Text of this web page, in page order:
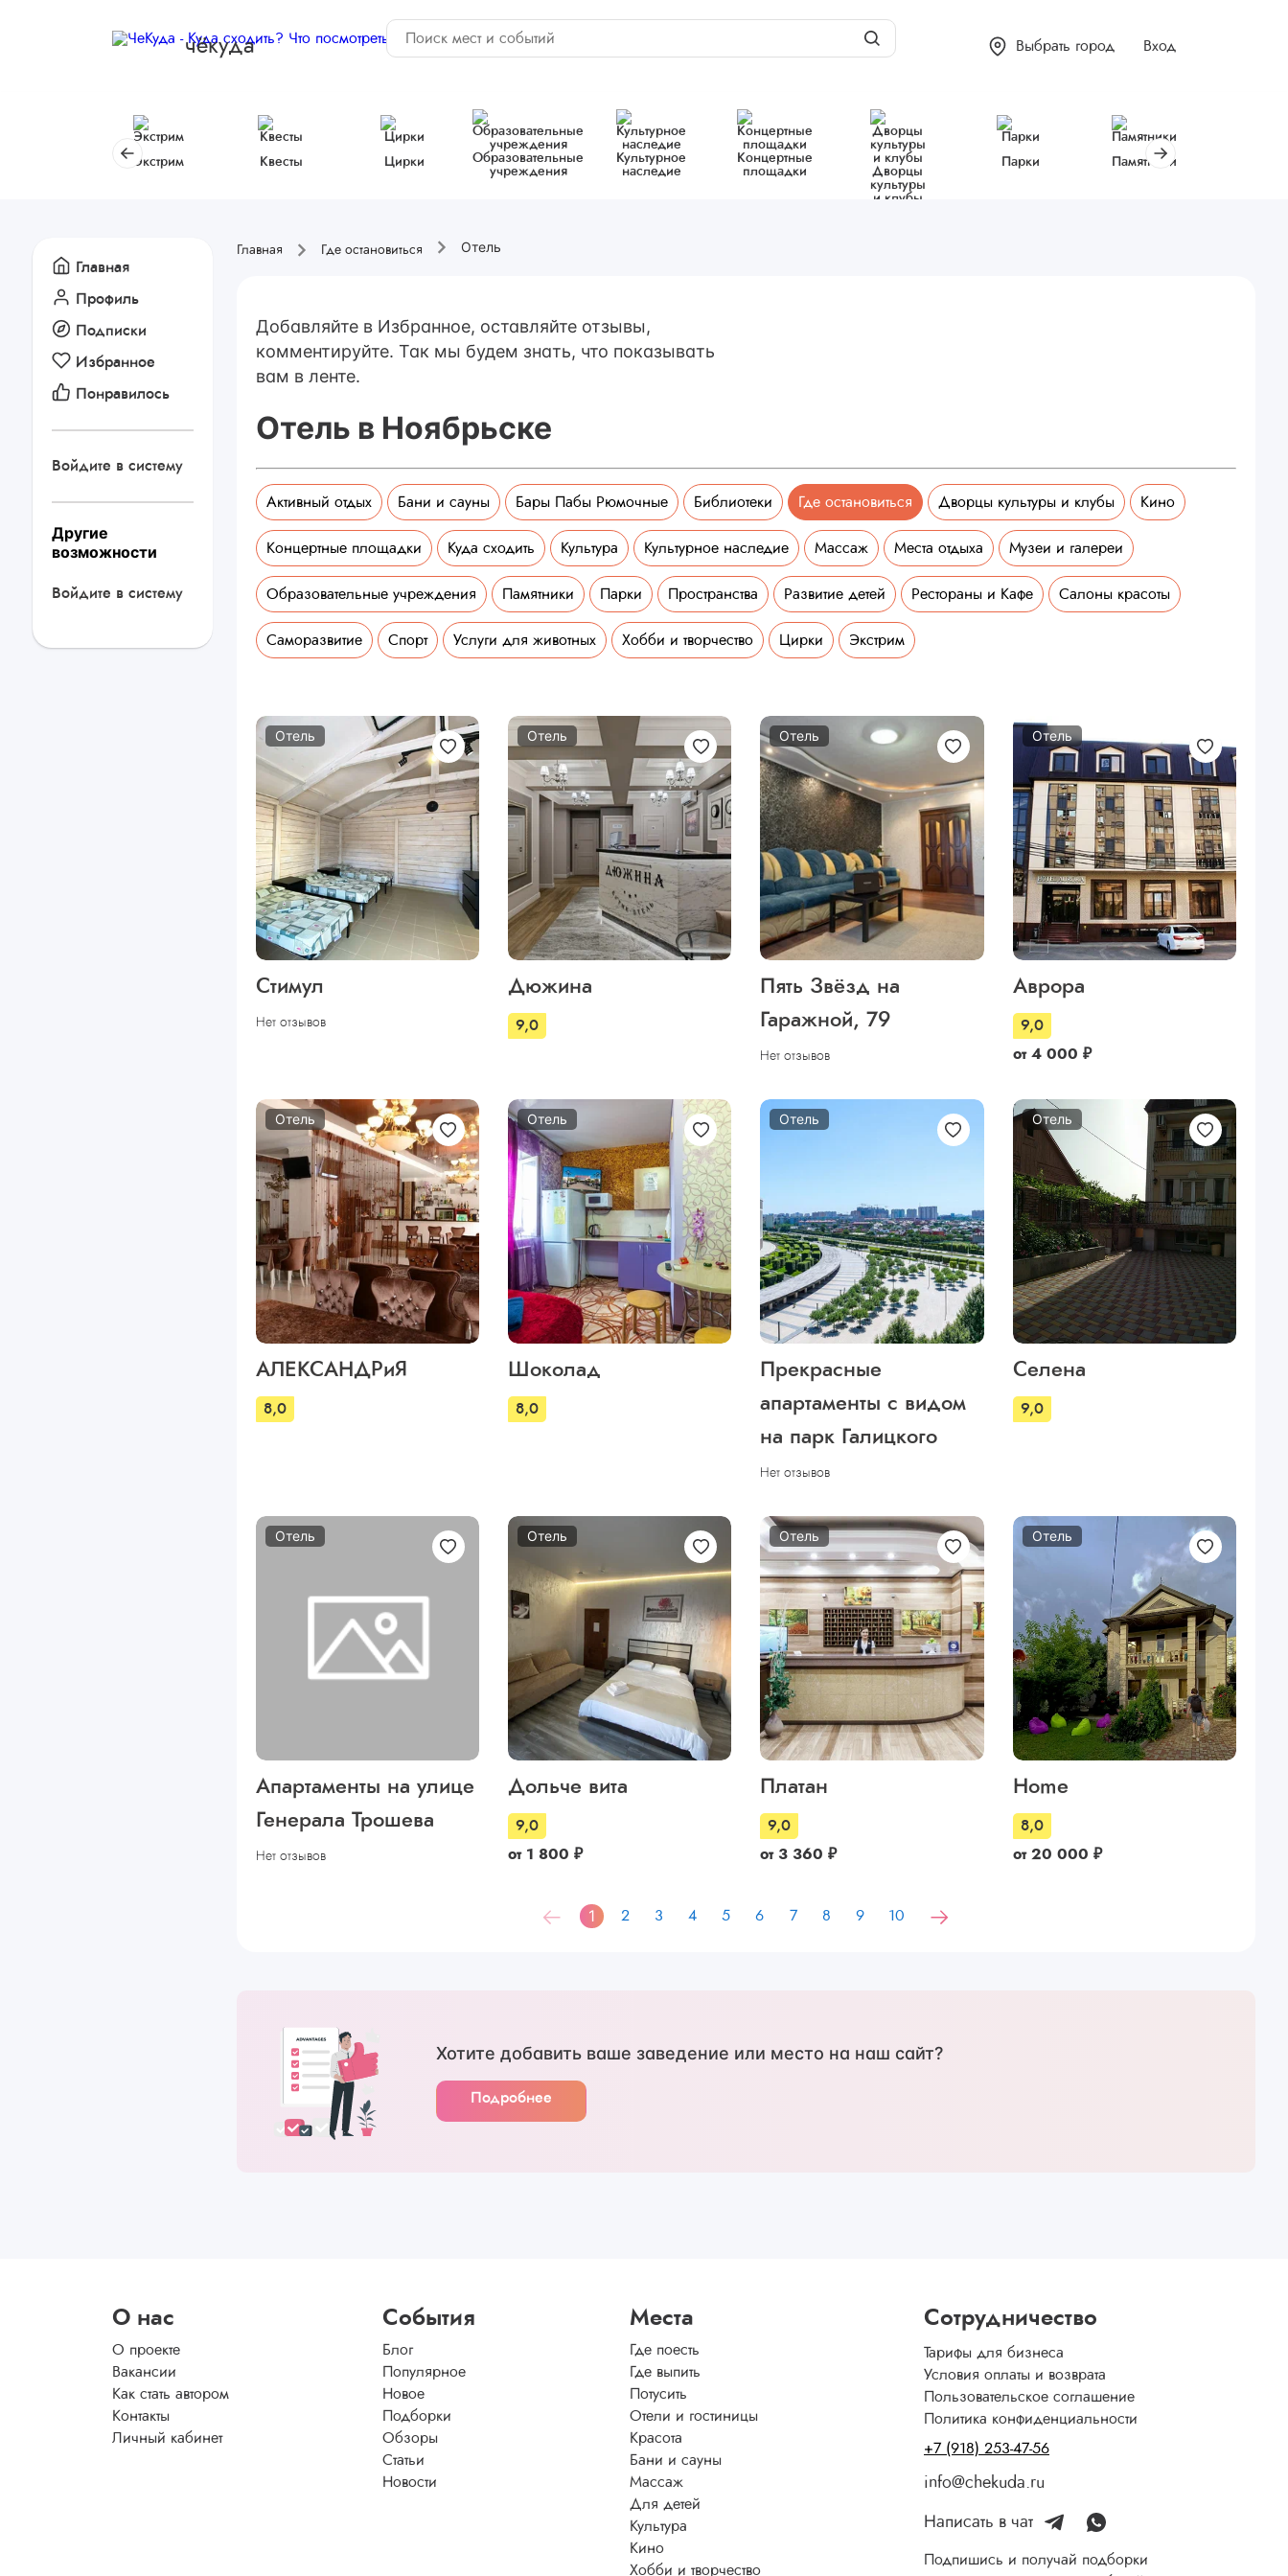
чёкуда Выбрать город Вход
Экстрим Квесты Цирки
Образовательные
учреждения
Культурное
наследие
Концертные
площадки
Дворцы
культуры
и клубы
Парки Памятники
Главная
Профиль
Подписки
Избранное
Понравилось
Войдите в систему
Другие
возможности
Войдите в систему
Главная Где остановиться Отель
Добавляйте в Избранное, оставляйте отзывы,
комментируйте. Так мы будем знать, что показывать
вам в ленте.
Отель в Ноябрьске
Активный отдых Бани и сауны Бары Пабы Рюмочные Библиотеки Где остановиться Дворцы культуры и клубы Кино
Концертные площадки Куда сходить Культура Культурное наследие Массаж Места отдыха Музеи и галереи
Образовательные учреждения Памятники Парки Пространства Развитие детей Рестораны и Кафе Салоны красоты
Саморазвитие Спорт Услуги для животных Хобби и творчество Цирки Экстрим
Отель
Стимул
Нет отзывов
Отель
Дюжина
9,0
Отель
Пять Звёзд на
Гаражной, 79
Нет отзывов
Отель
Аврора
9,0
от 4 000 ₽
Отель
АЛЕКСАНДРиЯ
8,0
Отель
Шоколад
8,0
Отель
Прекрасные
апартаменты с видом
на парк Галицкого
Нет отзывов
Отель
Селена
9,0
Отель
Апартаменты на улице
Генерала Трошева
Нет отзывов
Отель
Дольче вита
9,0
от 1 800 ₽
Отель
Платан
9,0
от 3 360 ₽
Отель
Home
8,0
от 20 000 ₽
1 2 3 4 5 6 7 8 9 10
Хотите добавить ваше заведение или место на наш сайт?
Подробнее
О нас
О проекте
Вакансии
Как стать автором
Контакты
Личный кабинет
События
Блог
Популярное
Новое
Подборки
Обзоры
Статьи
Новости
Места
Где поесть
Где выпить
Потусить
Отели и гостиницы
Красота
Бани и сауны
Массаж
Для детей
Культура
Кино
Хобби и творчество
Сотрудничество
Тарифы для бизнеса
Условия оплаты и возврата
Пользовательское соглашение
Политика конфиденциальности
+7 (918) 253-47-56
info@chekuda.ru
Написать в чат
Подпишись и получай подборки